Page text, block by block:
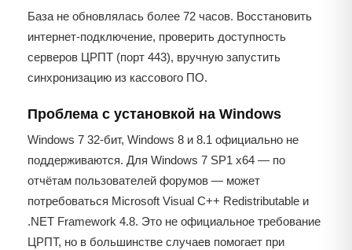
База не обновлялась более 72 часов. Восстановить
интернет-подключение, проверить доступность
серверов ЦРПТ (порт 443), вручную запустить
синхронизацию из кассового ПО.
Проблема с установкой на Windows
Windows 7 32-бит, Windows 8 и 8.1 официально не
поддерживаются. Для Windows 7 SP1 x64 — по
отчётам пользователей форумов — может
потребоваться Microsoft Visual C++ Redistributable и
.NET Framework 4.8. Это не официальное требование
ЦРПТ, но в большинстве случаев помогает при